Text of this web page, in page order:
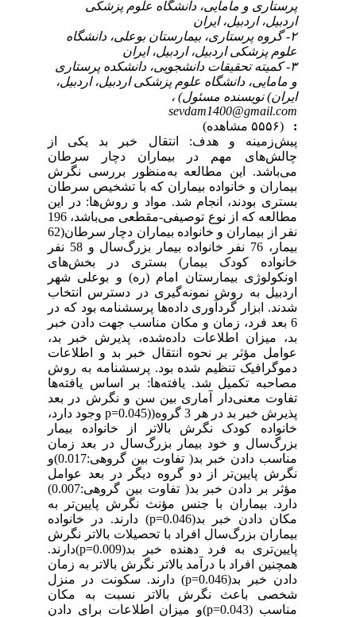
پرستاری و مامایی، دانشگاه علوم پزشکی
اردبیل، اردبیل، ایران
۲- گروه پرستاری، بیمارستان بوعلی، دانشگاه
علوم پزشکی اردبیل، اردبیل، ایران
۳- کمیته تحقیقات دانشجویی، دانشکده پرستاری
و مامایی، دانشگاه علوم پزشکی اردبیل، اردبیل،
ایران) نویسنده مسئول) ،
sevdam1400@gmail.com
پیش‌زمینه و هدف: انتقال خبر بد یکی از
چالش‌های مهم در بیماران دچار سرطان
می‌باشد. این مطالعه به‌منظور بررسی نگرش
بیماران و خانواده بیماران که با تشخیص سرطان
بستری بودند، انجام شد. مواد و روش‌ها: در این
مطالعه که از نوع توصیفی-مقطعی می‌باشد، 196
نفر از بیماران و خانواده بیماران دچار سرطان(62
بیمار، 76 نفر خانواده بیمار بزرگ‌سال و 58 نفر
خانواده کودک بیمار) بستری در بخش‌های
اونکولوژی بیمارستان امام (ره) و بوعلی شهر
اردبیل به روش نمونه‌گیری در دسترس انتخاب
شدند. ابزار گردآوری داده‌ها پرسشنامه بود که در
6 بعد فرد، زمان و مکان مناسب جهت دادن خبر
بد، میزان اطلاعات داده‌شده، پذیرش خبر بد،
عوامل مؤثر بر نحوه انتقال خبر بد و اطلاعات
دموگرافیک تنظیم شده بود. پرسشنامه به روش
مصاحبه تکمیل شد. یافته‌ها: بر اساس یافته‌ها
تفاوت معنی‌دار آماری بین سن و نگرش در بعد
پذیرش خبر بد در هر 3 گروه((p=0.045 وجود دارد،
خانواده کودک نگرش بالاتر از خانواده بیمار
بزرگ‌سال و خود بیمار بزرگ‌سال در بعد زمان
مناسب دادن خبر بد( تفاوت بین گروهی:0.017)و
نگرش پایین‌تر از دو گروه دیگر در بعد عوامل
مؤثر بر دادن خبر بد( تفاوت بین گروهی:0.007)
دارد. بیماران با جنس مؤنث نگرش پایین‌تر به
مکان دادن خبر بد(p=0.046) دارند. در خانواده
بیماران بزرگ‌سال افراد با تحصیلات بالاتر نگرش
پایین‌تری به فرد دهنده خبر بد(p=0.009)دارند.
همچنین افراد با درآمد بالاتر نگرش بالاتر به زمان
دادن خبر بد(p=0.046) دارند. سکونت در منزل
شخصی باعث نگرش بالاتر نسبت به مکان
مناسب (p=0.043)و میزان اطلاعات برای دادن